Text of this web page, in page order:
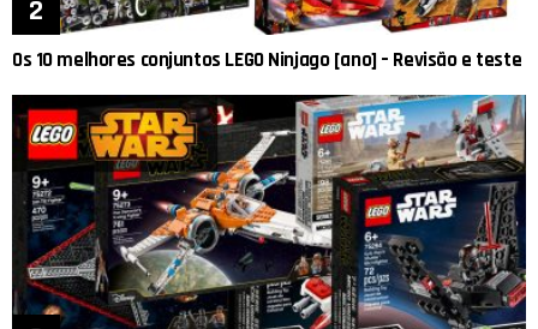
Os 10 melhores conjuntos LEGO Ninjago [ano] – Revisão e teste